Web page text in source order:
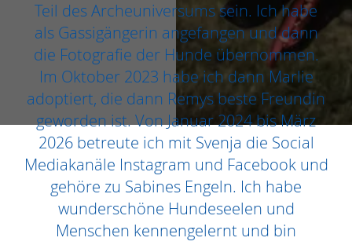
Teil des Archeuniversums sein. Ich habe
als Gassigängerin angefangen und dann
die Fotografie der Hunde übernommen.
Im Oktober 2023 habe ich dann Marlie
adoptiert, die dann Remys beste Freundin
geworden ist. Von Januar 2024 bis März
2026 betreute ich mit Svenja die Social
Mediakanäle Instagram und Facebook und
gehöre zu Sabines Engeln. Ich habe
wunderschöne Hundeseelen und
Menschen kennengelernt und bin